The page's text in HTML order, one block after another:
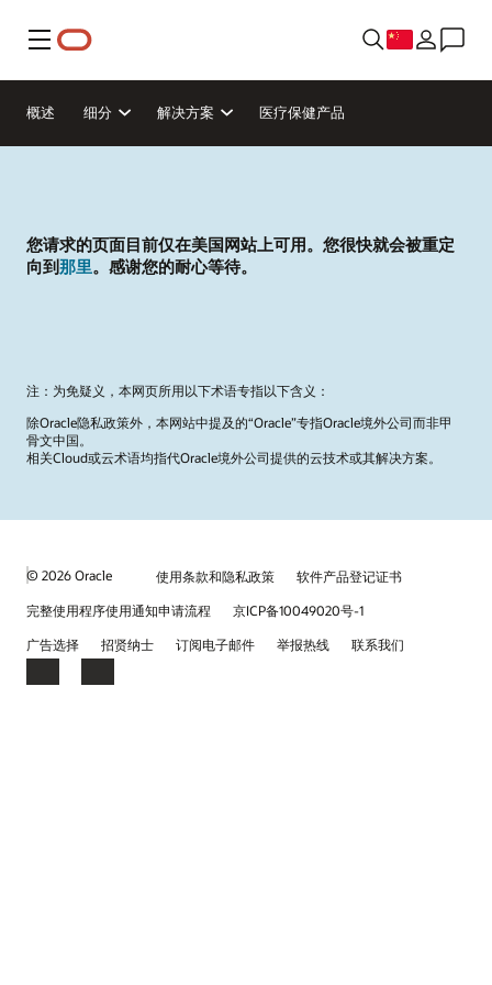
菜单
概述 细分 解决方案 医疗保健产品
您请求的页面目前仅在美国网站上可用。您很快就会被重定
向到那里。感谢您的耐心等待。
注：为免疑义，本网页所用以下术语专指以下含义：
除Oracle隐私政策外，本网站中提及的“Oracle”专指Oracle境外公司而非甲
骨文中国。
相关Cloud或云术语均指代Oracle境外公司提供的云技术或其解决方案。
© 2026 Oracle 使用条款和隐私政策
软件产品登记证书
完整使用程序使用通知申请流程
京ICP备10049020号-1
广告选择
招贤纳士 订阅电子邮件 举报热线 联系我们